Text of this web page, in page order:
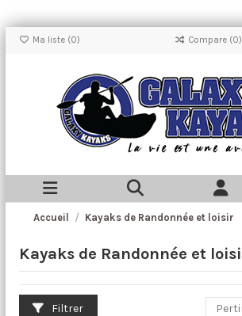
Ma liste (0) Compare (0)
Accueil Kayaks de Randonnée et loisir
Kayaks de Randonnée et
Filtrer